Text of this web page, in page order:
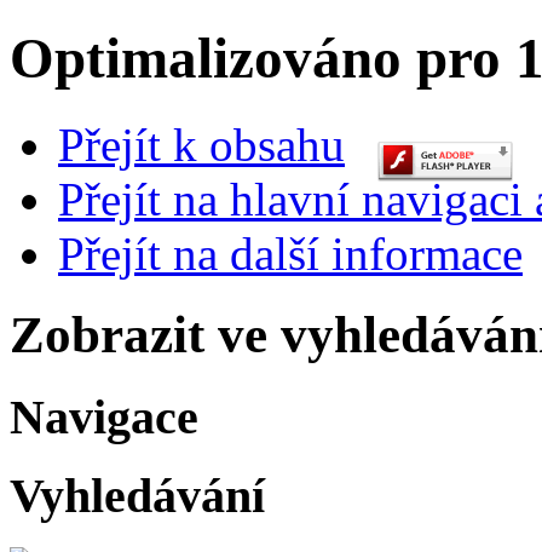
Optimalizováno pro
Přejít k obsahu
Přejít na hlavní navigaci
Přejít na další informace
Zobrazit ve
Navigace
Vyhledávání